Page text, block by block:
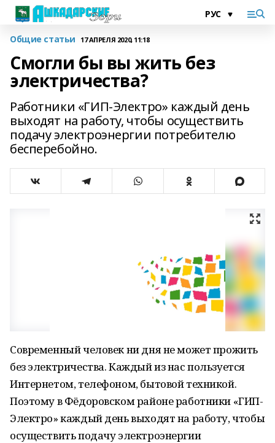
Общие статьи 17 АПРЕЛЯ 2020, 11:18
Смогли бы вы жить без
электричества?
Работники «ГИП-Электро» каждый день
выходят на работу, чтобы осуществить
подачу электроэнергии потребителю
бесперебойно.
Современный человек ни дня не может прожить
без электричества. Каждый из нас пользуется
Интернетом, телефоном, бытовой техникой.
Поэтому в Фёдоровском районе работники «ГИП-
Электро» каждый день выходят на работу, чтобы
осуществить подачу электроэнергии